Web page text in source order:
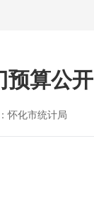
预算公开
怀化市统计局